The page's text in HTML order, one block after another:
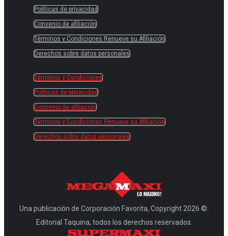
Políticas de privacidad
Convenio de afiliación
Términos y Condiciones Renueve su Afiliación
Derechos sobre datos personales
Términos y Condiciones
Políticas de privacidad
Convenio de afiliación
Términos y Condiciones Renueve su Afiliación
Derechos sobre datos personales
Una publicación de Corporación Favorita, Copyright 2026 ©.
Editorial Taquina, todos los derechos reservados.